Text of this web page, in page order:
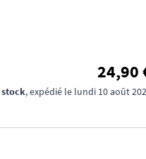
24,90
stock, expédié le lundi 10 août